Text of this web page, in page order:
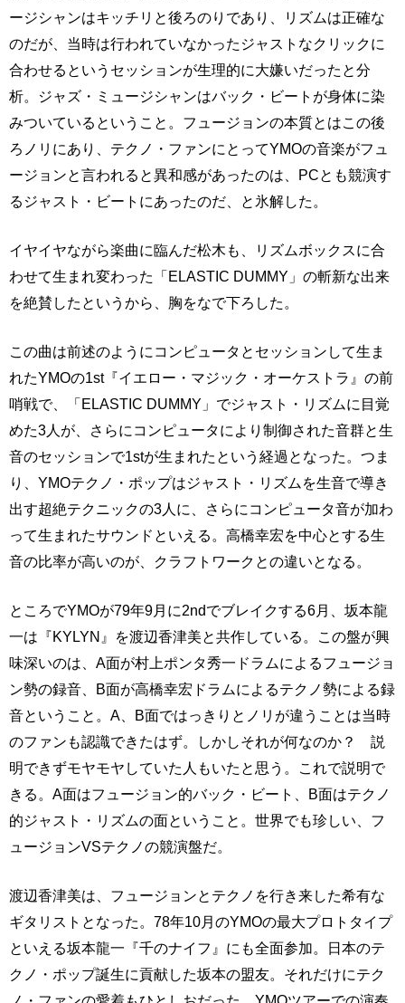
ージシャンはキッチリと後ろのりであり、リズムは正確な
のだが、当時は行われていなかったジャストなクリックに
合わせるというセッションが生理的に大嫌いだったと分
析。ジャズ・ミュージシャンはバック・ビートが身体に染
みついているということ。フュージョンの本質とはこの後
ろノリにあり、テクノ・ファンにとってYMOの音楽がフュ
ージョンと言われると異和感があったのは、PCとも競演す
るジャスト・ビートにあったのだ、と氷解した。
イヤイヤながら楽曲に臨んだ松木も、リズムボックスに合
わせて生まれ変わった「ELASTIC DUMMY」の斬新な出来
を絶賛したというから、胸をなで下ろした。
この曲は前述のようにコンピュータとセッションして生ま
れたYMOの1st『イエロー・マジック・オーケストラ』の前
哨戦で、「ELASTIC DUMMY」でジャスト・リズムに目覚
めた3人が、さらにコンピュータにより制御された音群と生
音のセッションで1stが生まれたという経過となった。つま
り、YMOテクノ・ポップはジャスト・リズムを生音で導き
出す超絶テクニックの3人に、さらにコンピュータ音が加わ
って生まれたサウンドといえる。高橋幸宏を中心とする生
音の比率が高いのが、クラフトワークとの違いとなる。
ところでYMOが79年9月に2ndでブレイクする6月、坂本龍
一は『KYLYN』を渡辺香津美と共作している。この盤が興
味深いのは、A面が村上ポンタ秀一ドラムによるフュージョ
ン勢の録音、B面が高橋幸宏ドラムによるテクノ勢による録
音ということ。A、B面ではっきりとノリが違うことは当時
のファンも認識できたはず。しかしそれが何なのか？ 説
明できずモヤモヤしていた人もいたと思う。これで説明で
きる。A面はフュージョン的バック・ビート、B面はテクノ
的ジャスト・リズムの面ということ。世界でも珍しい、フ
ュージョンVSテクノの競演盤だ。
渡辺香津美は、フュージョンとテクノを行き来した希有な
ギタリストとなった。78年10月のYMOの最大プロトタイプ
といえる坂本龍一『千のナイフ』にも全面参加。日本のテ
クノ・ポップ誕生に貢献した坂本の盟友。それだけにテク